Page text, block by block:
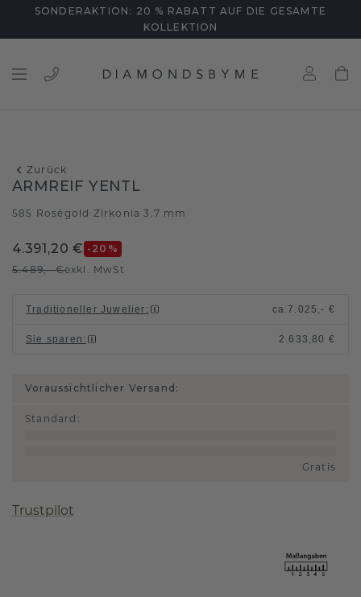
SONDERAKTION: 20 % RABATT AUF DIE GESAMTE
KOLLEKTION
Zurück
ARMREIF YENTL
585 Roségold Zirkonia 3.7 mm
4.391,20 € -20 %
5.489,- €exkl. MwSt
Traditioneller Juwelier : ca.7.025,- €
Sie sparen : 2.633,80 €
Voraussichtlicher Versand:
Standard :
Gratis
Trustpilot